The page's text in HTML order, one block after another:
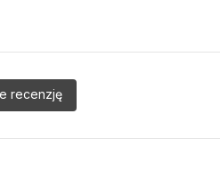
recenzję